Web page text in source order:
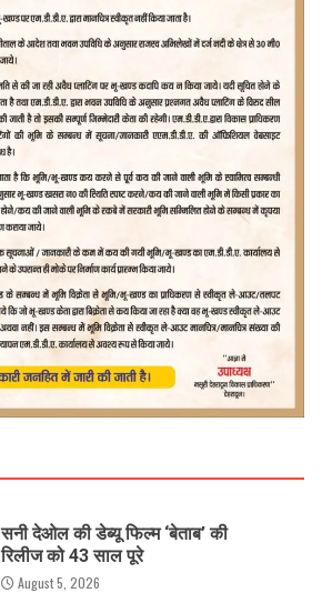
सनी देओल की डेब्यू फिल्म ‘बेताब’ की
रिलीज को 43 साल पूरे
August 5, 2026